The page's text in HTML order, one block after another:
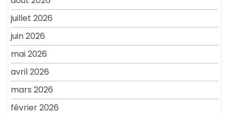
juillet 2026
juin 2026
mai 2026
avril 2026
mars 2026
février 2026